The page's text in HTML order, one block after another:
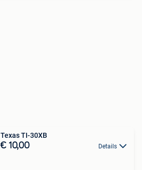
Texas TI-30XB
€ 10,00 Details